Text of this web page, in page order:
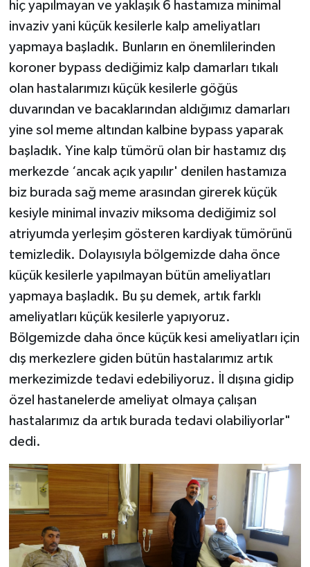
hiç yapılmayan ve yaklaşık 6 hastamıza minimal
invaziv yani küçük kesilerle kalp ameliyatları
yapmaya başladık. Bunların en önemlilerinden
koroner bypass dediğimiz kalp damarları tıkalı
olan hastalarımızı küçük kesilerle göğüs
duvarından ve bacaklarından aldığımız damarları
yine sol meme altından kalbine bypass yaparak
başladık. Yine kalp tümörü olan bir hastamız dış
merkezde ‘ancak açık yapılır' denilen hastamıza
biz burada sağ meme arasından girerek küçük
kesiyle minimal invaziv miksoma dediğimiz sol
atriyumda yerleşim gösteren kardiyak tümörünü
temizledik. Dolayısıyla bölgemizde daha önce
küçük kesilerle yapılmayan bütün ameliyatları
yapmaya başladık. Bu şu demek, artık farklı
ameliyatları küçük kesilerle yapıyoruz.
Bölgemizde daha önce küçük kesi ameliyatları için
dış merkezlere giden bütün hastalarımız artık
merkezimizde tedavi edebiliyoruz. İl dışına gidip
özel hastanelerde ameliyat olmaya çalışan
hastalarımız da artık burada tedavi olabiliyorlar"
dedi.